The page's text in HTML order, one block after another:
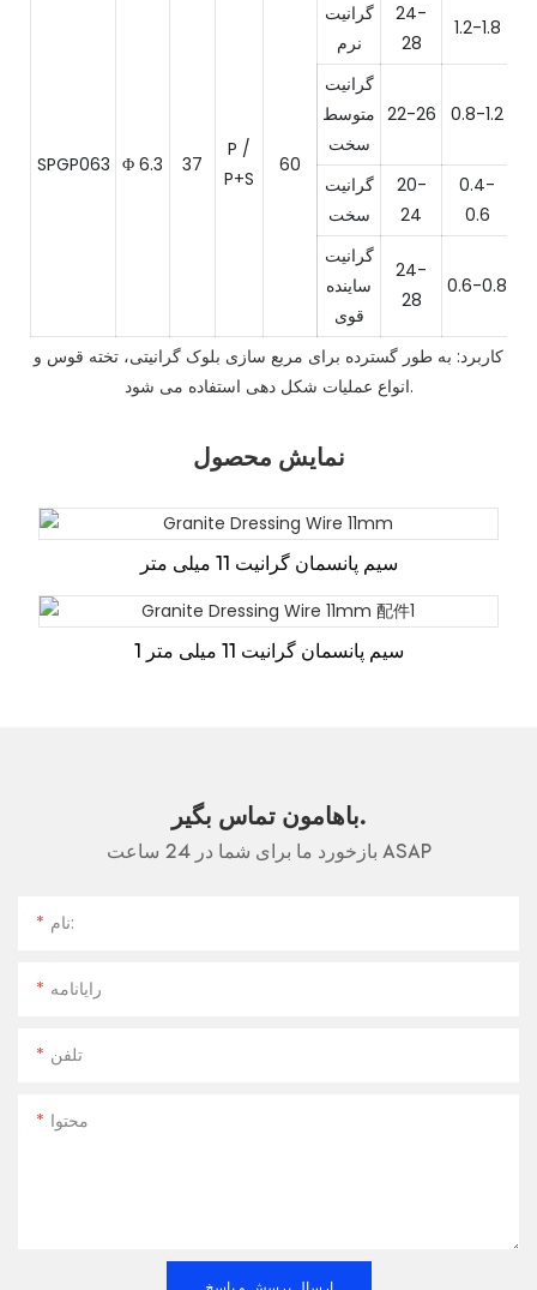
SPGP063 Φ 6.3 37
P /
P+S
60
گرانیت
نرم
24-
28
1.2-1.8
گرانیت
متوسط
​​سخت
22-26 0.8-1.2
گرانیت
سخت
20-
24
0.4-
0.6
گرانیت
ساینده
قوی
24-
28
0.6-0.8
کاربرد: به طور گسترده برای مربع سازی بلوک گرانیتی، تخته قوس و
انواع عملیات شکل دهی استفاده می شود.
نمایش محصول
سیم پانسمان گرانیت 11 میلی متر
سیم پانسمان گرانیت 11 میلی متر 1
باهامون تماس بگير.
بازخورد ما برای شما در 24 ساعت ASAP
نام:
رایانامه
تلفن
محتوا